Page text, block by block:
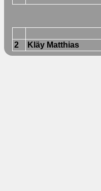
2 Kläy Matthias